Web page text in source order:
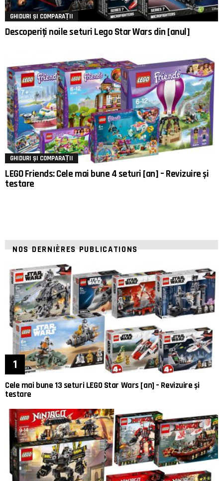
GHIDURI ȘI COMPARAȚII
Descoperiți noile seturi Lego Star Wars din [anul]
GHIDURI ȘI COMPARAȚII
LEGO Friends: Cele mai bune 4 seturi [an] – Revizuire și
testare
NOS DERNIÈRES PUBLICATIONS
Cele mai bune 13 seturi LEGO Star Wars [an] – Revizuire și
testare